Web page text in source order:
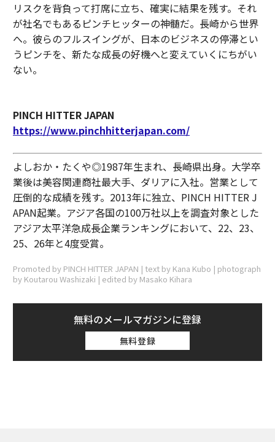
リスクを背負って打席に立ち、確実に結果を残す。それ
が社名でもあるピンチヒッターの神髄だ。長崎から世界
へ。彼らのフルスイングが、日本のビジネスの停滞とい
うピンチを、新たな成長の好機へと変えていくにちがい
ない。
PINCH HITTER JAPAN
https://www.pinchhitterjapan.com/
よしおか・たくや◎1987年生まれ、長崎県出身。大学卒
業後は美容関連商社最大手、ダリアに入社。営業として
圧倒的な成績を残す。2013年に独立、PINCH HITTER J
APAN起業。アジア各国の100万社以上を調査対象とした
アジア太平洋急成長企業ランキングにおいて、22、23、
25、26年と4度受賞。
Promoted by PINCH HITTER JAPAN | text by Kana Kubo | photograph
by Koutarou Washizaki | edited by Masako Kihara
無料のメールマガジンに登録
無料登録